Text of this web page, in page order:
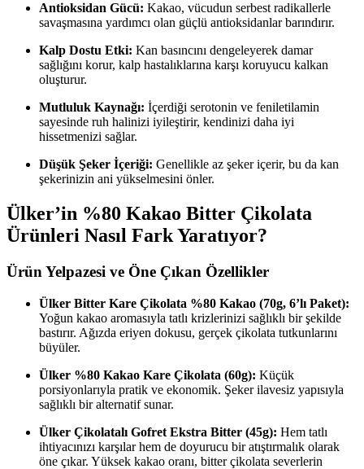
Antioksidan Gücü: Kakao, vücudun serbest radikallerle
savaşmasına yardımcı olan güçlü antioksidanlar barındırır.
Kalp Dostu Etki: Kan basıncını dengeleyerek damar
sağlığını korur, kalp hastalıklarına karşı koruyucu kalkan
oluşturur.
Mutluluk Kaynağı: İçerdiği serotonin ve feniletilamin
sayesinde ruh halinizi iyileştirir, kendinizi daha iyi
hissetmenizi sağlar.
Düşük Şeker İçeriği: Genellikle az şeker içerir, bu da kan
şekerinizin ani yükselmesini önler.
Ülker’in %80 Kakao Bitter Çikolata
Ürünleri Nasıl Fark Yaratıyor?
Ürün Yelpazesi ve Öne Çıkan Özellikler
Ülker Bitter Kare Çikolata %80 Kakao (70g, 6’lı Paket):
Yoğun kakao aromasıyla tatlı krizlerinizi sağlıklı bir şekilde
bastırır. Ağızda eriyen dokusu, gerçek çikolata tutkunlarını
büyüler.
Ülker %80 Kakao Kare Çikolata (60g): Küçük
porsiyonlarıyla pratik ve ekonomik. Şeker ilavesiz yapısıyla
sağlıklı bir alternatif sunar.
Ülker Çikolatalı Gofret Ekstra Bitter (45g): Hem tatlı
ihtiyacınızı karşılar hem de doyurucu bir atıştırmalık olarak
öne çıkar. Yüksek kakao oranı, bitter çikolata severlerin